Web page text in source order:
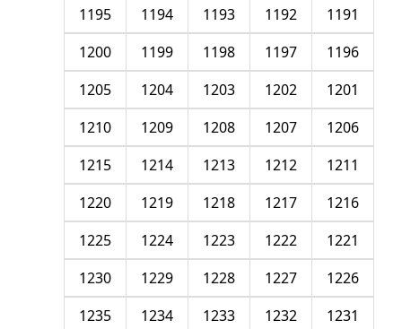
1191
1192
1193
1194
1195
1196
1197
1198
1199
1200
1201
1202
1203
1204
1205
1206
1207
1208
1209
1210
1211
1212
1213
1214
1215
1216
1217
1218
1219
1220
1221
1222
1223
1224
1225
1226
1227
1228
1229
1230
1231
1232
1233
1234
1235